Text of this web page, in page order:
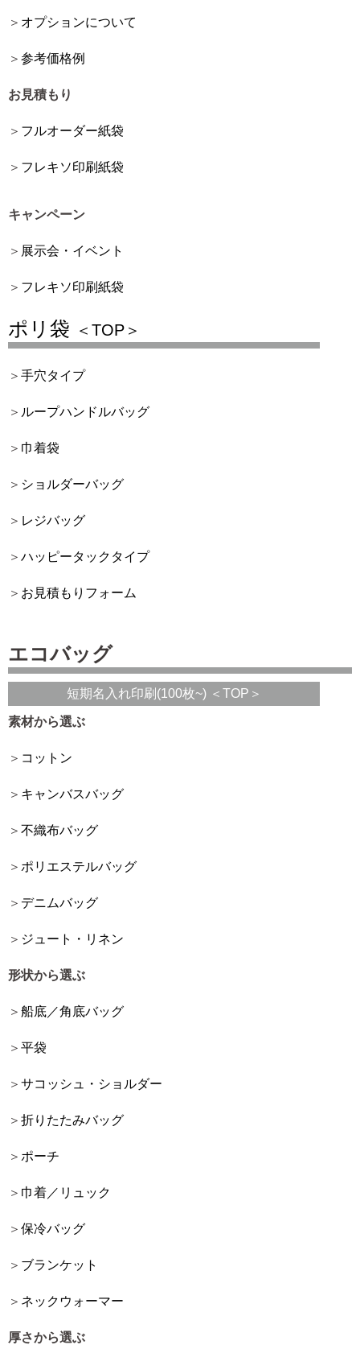
オプションについて
参考価格例
お見積もり
フルオーダー紙袋
フレキソ印刷紙袋
キャンペーン
展示会・イベント
フレキソ印刷紙袋
ポリ袋 ＜TOP＞
手穴タイプ
ループハンドルバッグ
巾着袋
ショルダーバッグ
レジバッグ
ハッピータックタイプ
お見積もりフォーム
エコバッグ
短期名入れ印刷(100枚~) ＜TOP＞
素材から選ぶ
コットン
キャンバスバッグ
不織布バッグ
ポリエステルバッグ
デニムバッグ
ジュート・リネン
形状から選ぶ
船底／角底バッグ
平袋
サコッシュ・ショルダー
折りたたみバッグ
ポーチ
巾着／リュック
保冷バッグ
ブランケット
ネックウォーマー
厚さから選ぶ